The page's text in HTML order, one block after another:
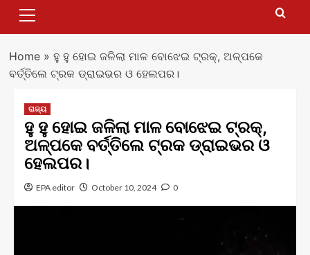
Menu
Home» ହୁ ହୁ ହୋଇ ଜଳିଲା ମାଳ ବୋଝେଇ ଟ୍ରକ୍‌, ଅଳ୍ପକେ
ବର୍ତ୍ତିଲେ ଟ୍ରକ ଡ୍ରାଇଭର ଓ ହେଲପର।
ରାଜ୍ୟ
ହୁ ହୁ ହୋଇ ଜଳିଲା ମାଳ ବୋଝେଇ ଟ୍ରକ୍‌,
ଅଳ୍ପକେ ବର୍ତ୍ତିଲେ ଟ୍ରକ ଡ୍ରାଇଭର ଓ
ହେଲପର।
EPA editor October 10, 2024 0